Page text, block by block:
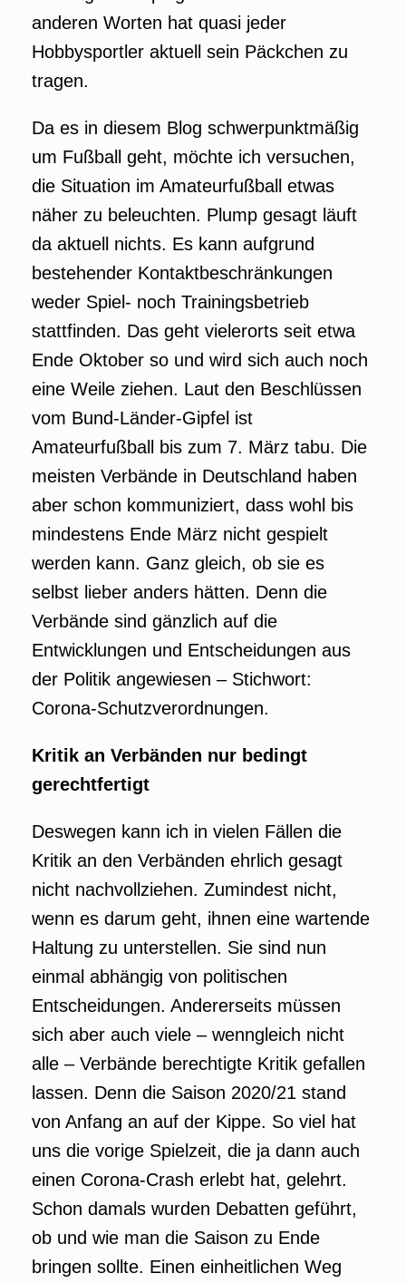
anderen Worten hat quasi jeder
Hobbysportler aktuell sein Päckchen zu
tragen.
Da es in diesem Blog schwerpunktmäßig
um Fußball geht, möchte ich versuchen,
die Situation im Amateurfußball etwas
näher zu beleuchten. Plump gesagt läuft
da aktuell nichts. Es kann aufgrund
bestehender Kontaktbeschränkungen
weder Spiel- noch Trainingsbetrieb
stattfinden. Das geht vielerorts seit etwa
Ende Oktober so und wird sich auch noch
eine Weile ziehen. Laut den Beschlüssen
vom Bund-Länder-Gipfel ist
Amateurfußball bis zum 7. März tabu. Die
meisten Verbände in Deutschland haben
aber schon kommuniziert, dass wohl bis
mindestens Ende März nicht gespielt
werden kann. Ganz gleich, ob sie es
selbst lieber anders hätten. Denn die
Verbände sind gänzlich auf die
Entwicklungen und Entscheidungen aus
der Politik angewiesen – Stichwort:
Corona-Schutzverordnungen.
Kritik an Verbänden nur bedingt
gerechtfertigt
Deswegen kann ich in vielen Fällen die
Kritik an den Verbänden ehrlich gesagt
nicht nachvollziehen. Zumindest nicht,
wenn es darum geht, ihnen eine wartende
Haltung zu unterstellen. Sie sind nun
einmal abhängig von politischen
Entscheidungen. Andererseits müssen
sich aber auch viele – wenngleich nicht
alle – Verbände berechtigte Kritik gefallen
lassen. Denn die Saison 2020/21 stand
von Anfang an auf der Kippe. So viel hat
uns die vorige Spielzeit, die ja dann auch
einen Corona-Crash erlebt hat, gelehrt.
Schon damals wurden Debatten geführt,
ob und wie man die Saison zu Ende
bringen sollte. Einen einheitlichen Weg